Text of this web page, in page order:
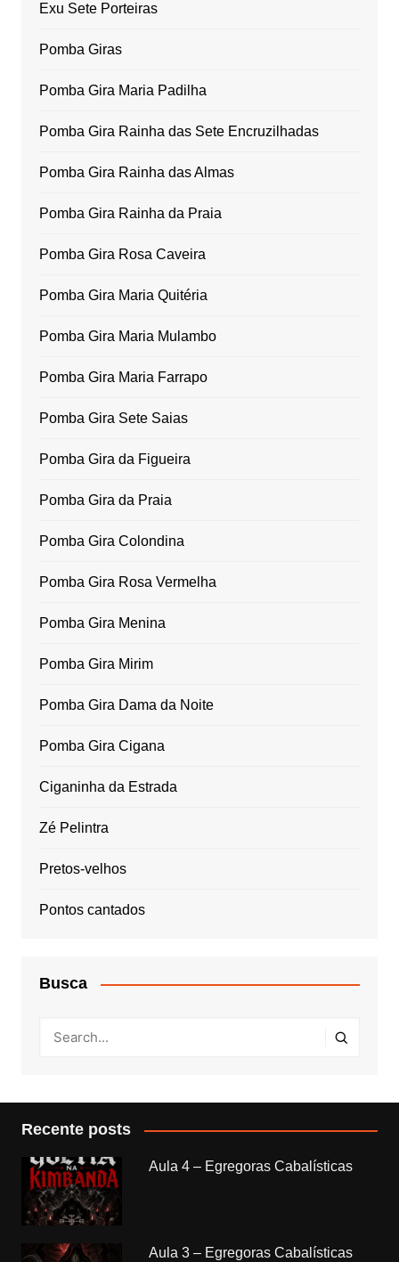
Exu Sete Porteiras
Pomba Giras
Pomba Gira Maria Padilha
Pomba Gira Rainha das Sete Encruzilhadas
Pomba Gira Rainha das Almas
Pomba Gira Rainha da Praia
Pomba Gira Rosa Caveira
Pomba Gira Maria Quitéria
Pomba Gira Maria Mulambo
Pomba Gira Maria Farrapo
Pomba Gira Sete Saias
Pomba Gira da Figueira
Pomba Gira da Praia
Pomba Gira Colondina
Pomba Gira Rosa Vermelha
Pomba Gira Menina
Pomba Gira Mirim
Pomba Gira Dama da Noite
Pomba Gira Cigana
Ciganinha da Estrada
Zé Pelintra
Pretos-velhos
Pontos cantados
Busca
Recente posts
Aula 4 – Egregoras Cabalísticas
Aula 3 – Egregoras Cabalísticas